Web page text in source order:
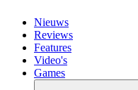
Nieuws
Reviews
Features
Video's
Games